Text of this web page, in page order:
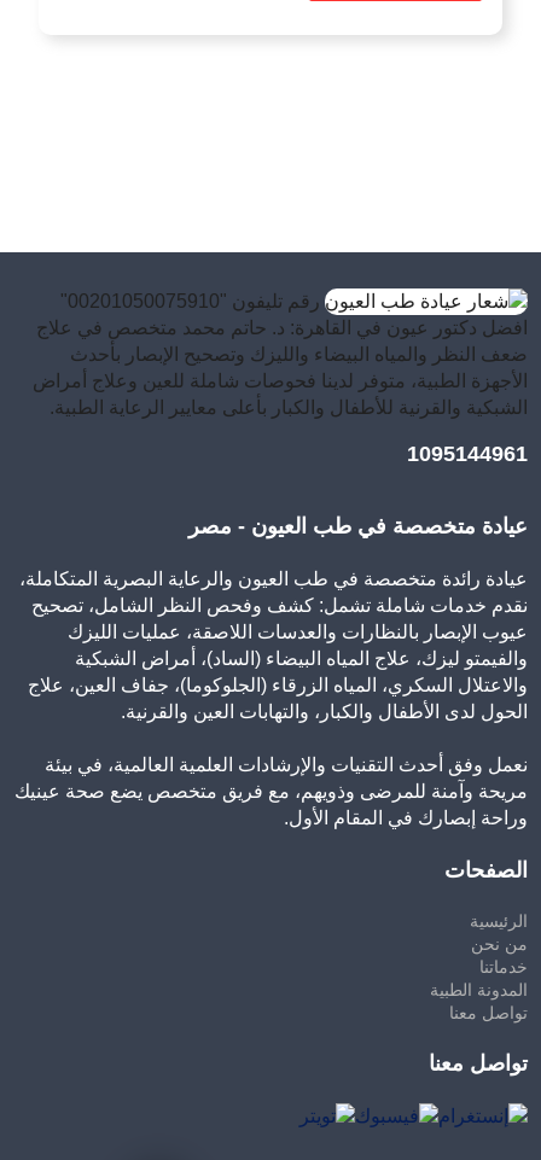
رقم تليفون "00201050075910"
افضل دكتور عيون في القاهرة: د. حاتم محمد متخصص في علاج
ضعف النظر والمياه البيضاء والليزك وتصحيح الإبصار بأحدث
الأجهزة الطبية، متوفر لدينا فحوصات شاملة للعين وعلاج أمراض
الشبكية والقرنية للأطفال والكبار بأعلى معايير الرعاية الطبية.
1095144961
عيادة متخصصة في طب العيون - مصر
عيادة رائدة متخصصة في طب العيون والرعاية البصرية المتكاملة،
نقدم خدمات شاملة تشمل: كشف وفحص النظر الشامل، تصحيح
عيوب الإبصار بالنظارات والعدسات اللاصقة، عمليات الليزك
والفيمتو ليزك، علاج المياه البيضاء (الساد)، أمراض الشبكية
والاعتلال السكري، المياه الزرقاء (الجلوكوما)، جفاف العين، علاج
الحول لدى الأطفال والكبار، والتهابات العين والقرنية.
نعمل وفق أحدث التقنيات والإرشادات العلمية العالمية، في بيئة
مريحة وآمنة للمرضى وذويهم، مع فريق متخصص يضع صحة عينيك
وراحة إبصارك في المقام الأول.
الصفحات
الرئيسية
من نحن
خدماتنا
المدونة الطبية
تواصل معنا
تواصل معنا